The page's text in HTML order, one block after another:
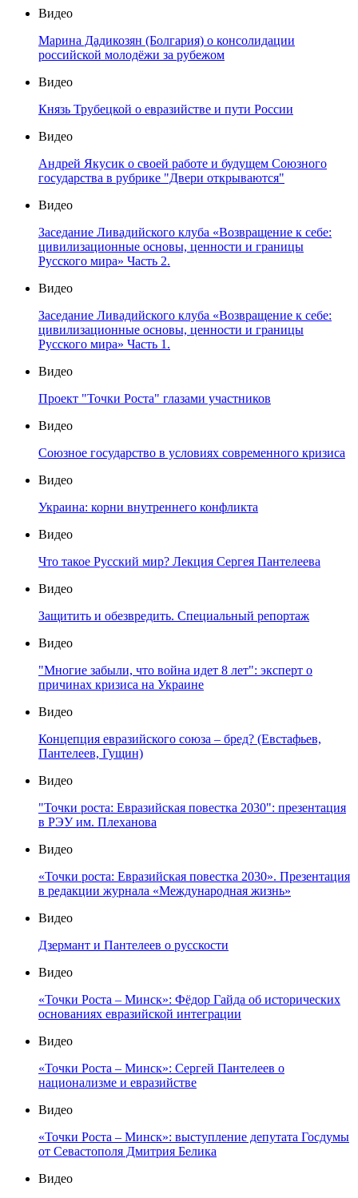
Видео
Марина Дадикозян (Болгария) о консолидации
российской молодёжи за рубежом
Видео
Князь Трубецкой о евразийстве и пути России
Видео
Андрей Якусик о своей работе и будущем Союзного
государства в рубрике "Двери открываются"
Видео
Заседание Ливадийского клуба «Возвращение к себе:
цивилизационные основы, ценности и границы
Русского мира» Часть 2.
Видео
Заседание Ливадийского клуба «Возвращение к себе:
цивилизационные основы, ценности и границы
Русского мира» Часть 1.
Видео
Проект "Точки Роста" глазами участников
Видео
Союзное государство в условиях современного кризиса
Видео
Украина: корни внутреннего конфликта
Видео
Что такое Русский мир? Лекция Сергея Пантелеева
Видео
Защитить и обезвредить. Специальный репортаж
Видео
"Многие забыли, что война идет 8 лет": эксперт о
причинах кризиса на Украине
Видео
Концепция евразийского союза – бред? (Евстафьев,
Пантелеев, Гущин)
Видео
"Точки роста: Евразийская повестка 2030": презентация
в РЭУ им. Плеханова
Видео
«Точки роста: Евразийская повестка 2030». Презентация
в редакции журнала «Международная жизнь»
Видео
Дзермант и Пантелеев о русскости
Видео
«Точки Роста – Минск»: Фёдор Гайда об исторических
основаниях евразийской интеграции
Видео
«Точки Роста – Минск»: Сергей Пантелеев о
национализме и евразийстве
Видео
«Точки Роста – Минск»: выступление депутата Госдумы
от Севастополя Дмитрия Белика
Видео